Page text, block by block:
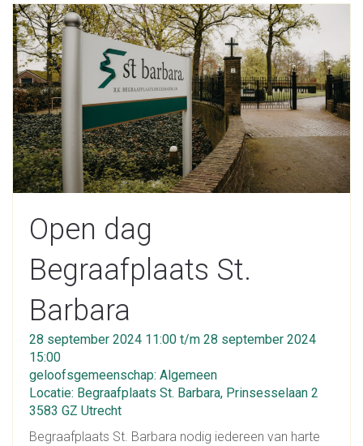
Open dag
Begraafplaats St.
Barbara
28 september 2024 11:00 t/m 28 september 2024
15:00
geloofsgemeenschap: Algemeen
Locatie: Begraafplaats St. Barbara, Prinsesselaan 2
3583 GZ Utrecht
Begraafplaats St. Barbara nodig iedereen van harte